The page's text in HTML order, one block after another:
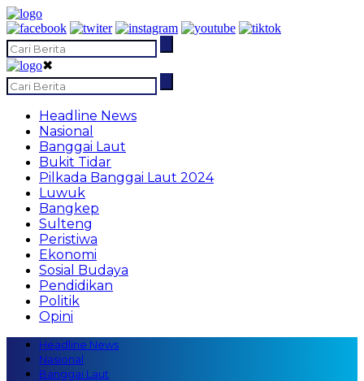
✖
Headline News
Nasional
Banggai Laut
Bukit Tidar
Pilkada Banggai Laut 2024
Luwuk
Bangkep
Sulteng
Peristiwa
Ekonomi
Sosial Budaya
Pendidikan
Politik
Opini
Headline News
Nasional
Banggai Laut